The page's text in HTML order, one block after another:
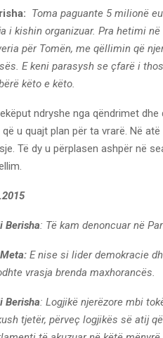
Toma paguante 5 milionë
i kishin organizuar. Pra hetimi
për Tomën, me qëllimin që
E keni parasysh se çfarë i
këto e këto.
ndryshe nga qëndrimet
që u quajt plan për ta vrarë. Në
Të dy u përplasen ashpër në
Berisha: Të kam denoncuar në
E nise si lider demokracie
vrasja brenda maxhorancës.
Berisha: Logjikë njerëzore mbi
tjetër, përveç logjikës së atij